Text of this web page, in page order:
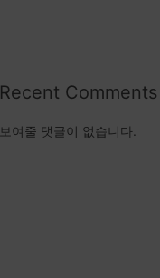
Recent Comments
보여줄 댓글이 없습니다.